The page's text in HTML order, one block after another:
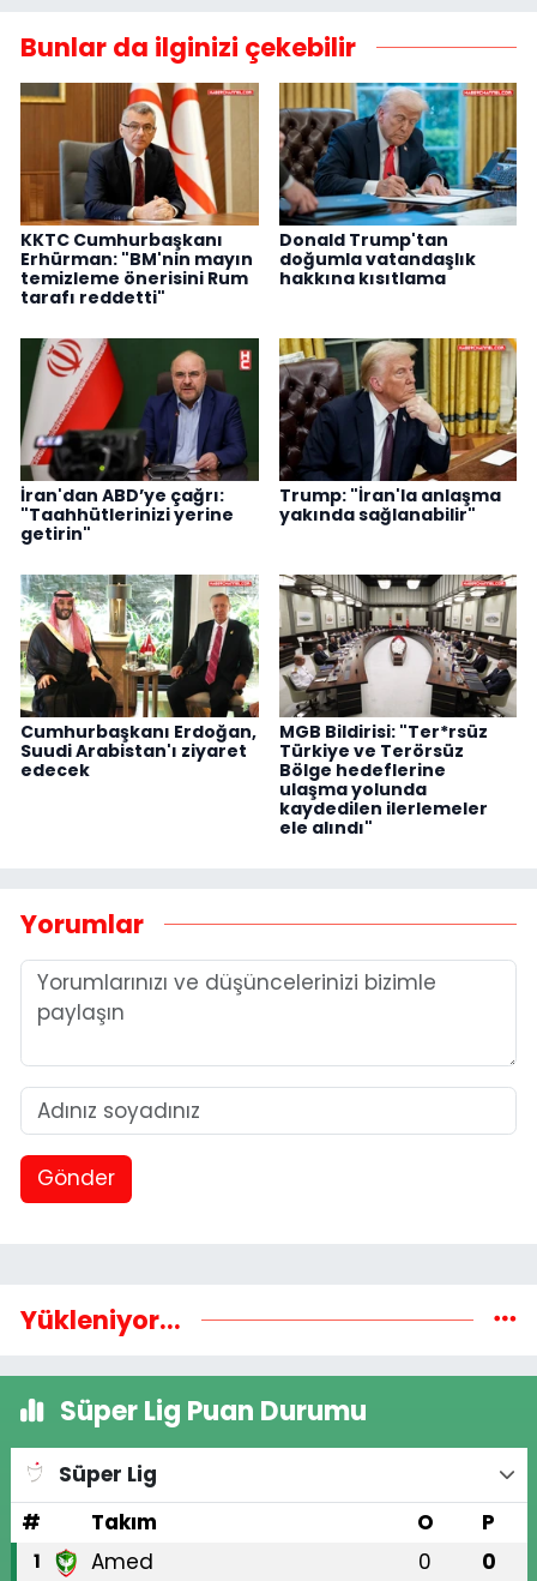
Bunlar da ilginizi çekebilir
KKTC Cumhurbaşkanı
Erhürman: "BM'nin mayın
temizleme önerisini Rum
tarafı reddetti"
Donald Trump'tan
doğumla vatandaşlık
hakkına kısıtlama
İran'dan ABD’ye çağrı:
"Taahhütlerinizi yerine
getirin"
Trump: "İran'la anlaşma
yakında sağlanabilir"
Cumhurbaşkanı Erdoğan,
Suudi Arabistan'ı ziyaret
edecek
MGB Bildirisi: "Ter*rsüz
Türkiye ve Terörsüz
Bölge hedeflerine
ulaşma yolunda
kaydedilen ilerlemeler
ele alındı"
Yorumlar
Gönder
Yükleniyor...
Süper Lig Puan Durumu
Süper Lig
#
Takım O P
1 Amed 0 0